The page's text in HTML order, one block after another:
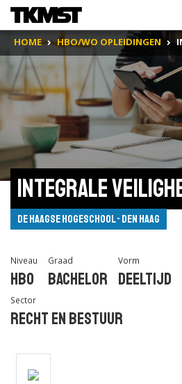
HOME HBO/WO OPLEIDINGEN
Integrale
De Haagse Hogeschool - Den Haag
Niveau
Hbo
Graad
Bachelor
Vorm
Deeltijd
Sector
Recht en Bestuur